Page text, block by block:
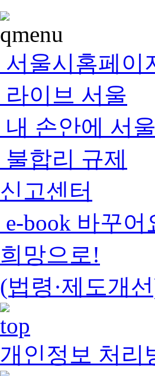
서울시홈페이
라이브 서울
내 손안에 서울
불합리 규제
신고센터
e-book 바꾸어
희망으로!
(법령·제도개
개인정보 처리